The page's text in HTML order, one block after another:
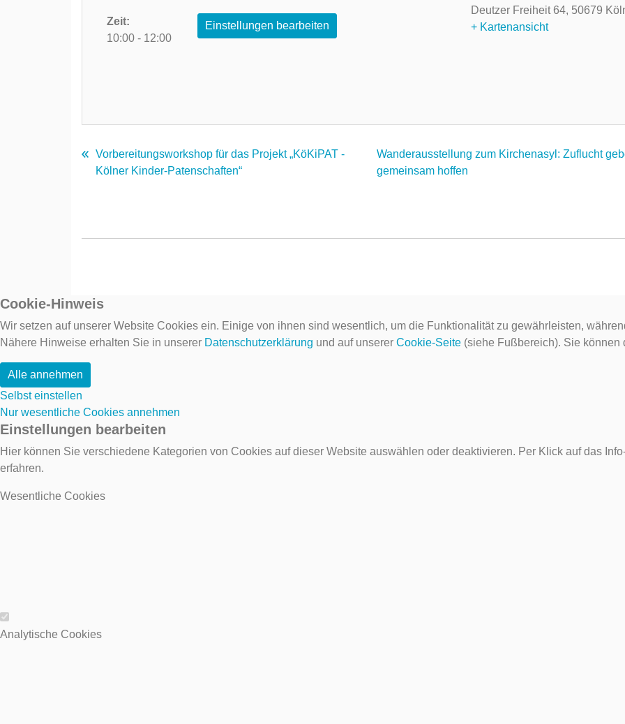
Zeit:
10:00 - 12:00
Einstellungen bearbeiten
Deutzer Freiheit 64, 50679
+ Kartenansicht
Vorbereitungsworkshop für das Projekt „KöKiPAT -
Kölner Kinder-Patenschaften“
Wanderausstellung zum Kirchenasyl: Zuflucht
gemeinsam hoffen
Cookie-Hinweis
Wir setzen auf unserer Website Cookies ein. Einige von ihnen sind wesentlich, um die Funktionalität zu gewährleisten,
Nähere Hinweise erhalten Sie in unserer Datenschutzerklärung und auf unserer Cookie-Seite (siehe Fußbereich). Sie
Alle annehmen
Selbst einstellen
Nur wesentliche Cookies annehmen
Einstellungen bearbeiten
Hier können Sie verschiedene Kategorien von Cookies auf dieser Website auswählen oder deaktivieren. Per Klick auf das
erfahren.
Wesentliche Cookies
Wesentliche Cookies
Analytische Cookies